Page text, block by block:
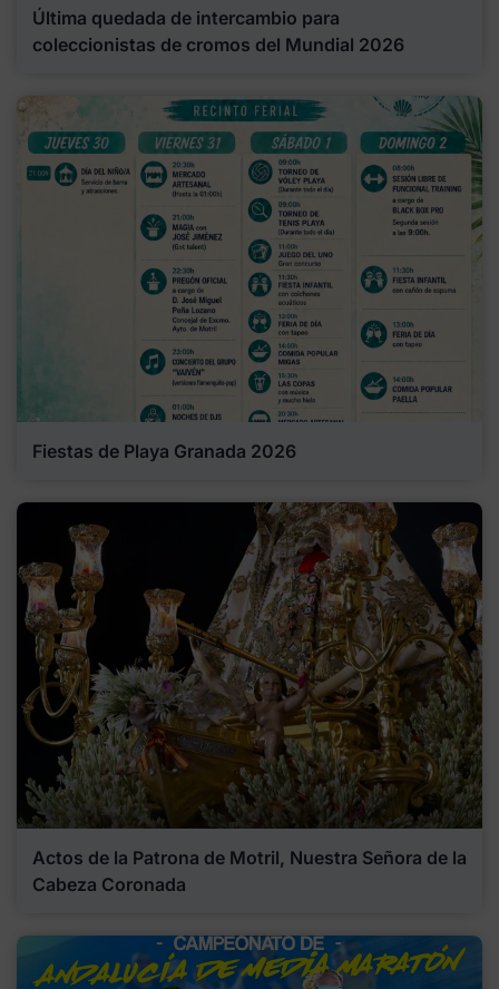
Última quedada de intercambio para
coleccionistas de cromos del Mundial 2026
Fiestas de Playa Granada 2026
Actos de la Patrona de Motril, Nuestra Señora de la
Cabeza Coronada